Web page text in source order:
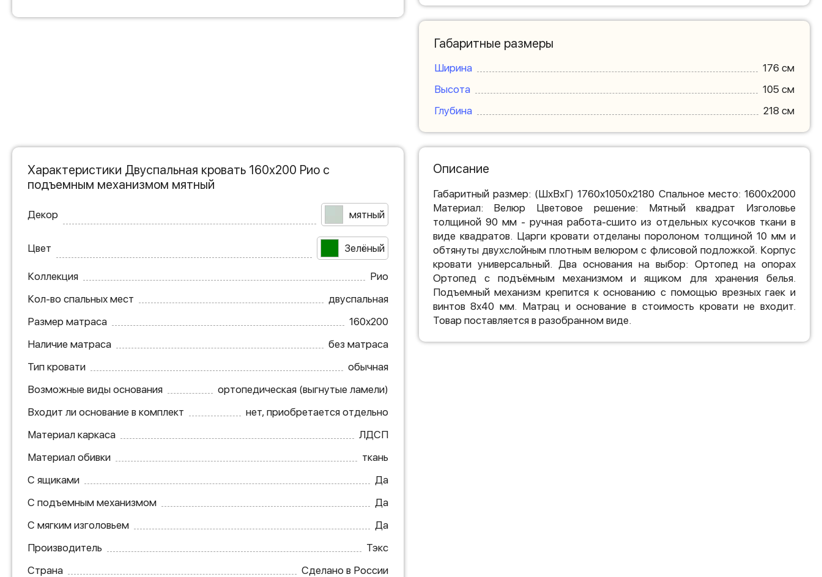
Габаритные размеры
Ширина
176 см
Высота
105 см
Глубина
218 см
Характеристики Двуспальная кровать 160х200 Рио с
подъемным механизмом мятный
Декор мятный
Цвет Зелёный
Коллекция
Рио
Кол-во спальных мест
двуспальная
Размер матраса
160х200
Наличие матраса
без матраса
Тип кровати
обычная
Возможные виды основания
ортопедическая (выгнутые ламели)
Входит ли основание в комплект
нет, приобретается отдельно
Материал каркаса
ЛДСП
Материал обивки
ткань
С ящиками
Да
С подъемным механизмом
Да
С мягким изголовьем
Да
Производитель
Тэкс
Страна
Сделано в России
Описание
Габаритный размер: (ШхВхГ) 1760х1050х2180 Спальное место: 1600х2000
Материал: Велюр Цветовое решение: Мятный квадрат Изголовье
толщиной 90 мм - ручная работа-сшито из отдельных кусочков ткани в
виде квадратов. Царги кровати отделаны поролоном толщиной 10 мм и
обтянуты двухслойным плотным велюром с флисовой подложкой. Корпус
кровати универсальный. Два основания на выбор: Ортопед на опорах
Ортопед с подъёмным механизмом и ящиком для хранения белья.
Подъемный механизм крепится к основанию с помощью врезных гаек и
винтов 8х40 мм. Матрац и основание в стоимость кровати не входит.
Товар поставляется в разобранном виде.